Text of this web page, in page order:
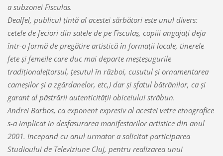
a subzonei Fisculas.
Dealfel, publicul ţintă al acestei sărbători este unul divers:
cetele de feciori din satele de pe Fisculaş, copiii angajaţi deja
într-o formă de pregătire artistică în formaţii locale, tinerele
fete şi femeile care duc mai departe meşteşugurile
tradiţionale(torsul, ţesutul în război, cusutul şi ornamentarea
cameşilor şi a zgărdanelor, etc,) dar şi sfatul bătrânilor, ca şi
garant al păstrării autenticităţii obiceiului străbun.
Andrei Barbos, ca exponent expresiv al acestei vetre etnografice
s-a implicat in desfasurarea manifestarilor artistice din anul
2001. Incepand cu anul urmator a solicitat participarea
Studioului de Televiziune Cluj, pentru realizarea unui